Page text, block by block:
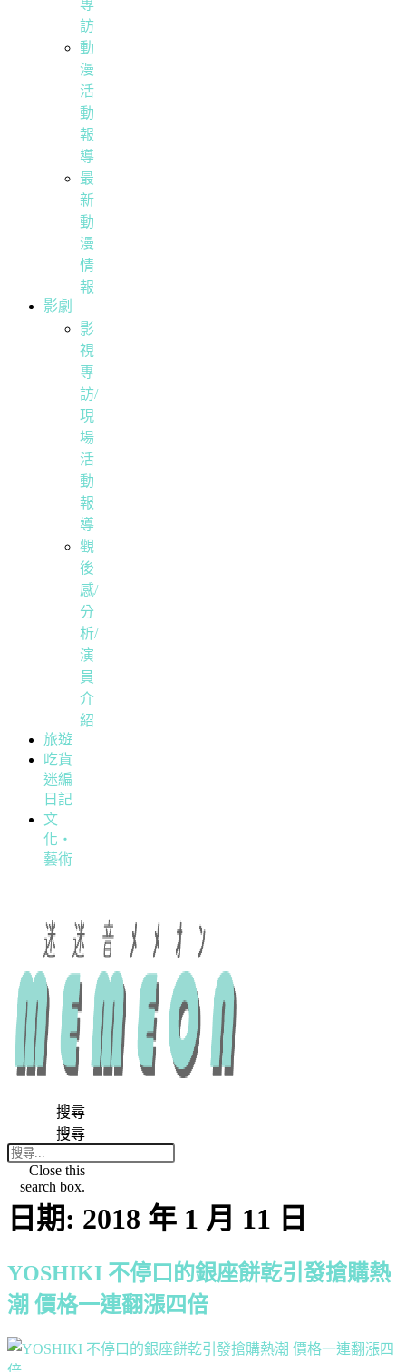
專
訪
動
漫
活
動
報
導
最
新
動
漫
情
報
影劇
影
視
專
訪/
現
場
活
動
報
導
觀
後
感/
分
析/
演
員
介
紹
旅遊
吃貨
迷編
日記
文
化・
藝術
搜尋
搜尋
Close this
search box.
日期: 2018 年 1 月 11 日
YOSHIKI 不停口的銀座餅乾引發搶購熱
潮 價格一連翻漲四倍